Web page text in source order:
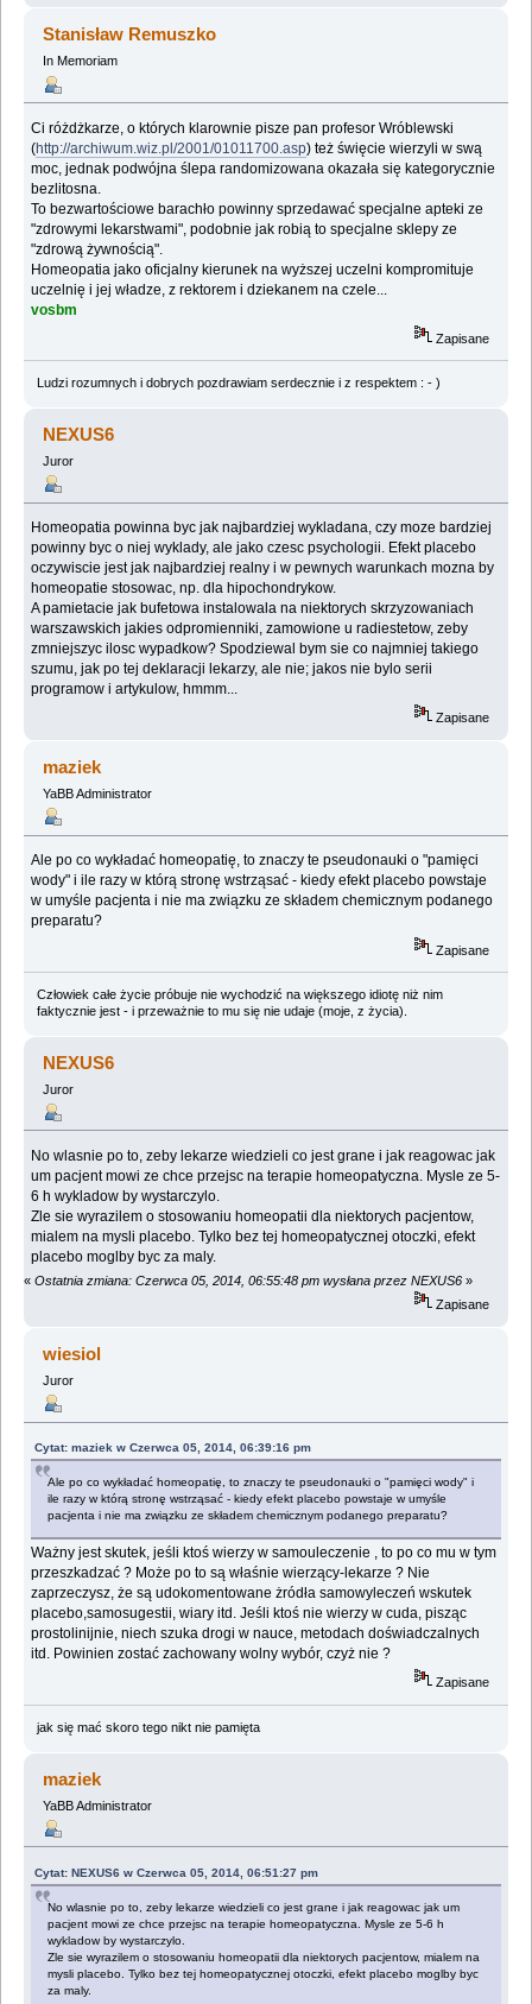
Stanisław Remuszko
In Memoriam
Ci różdżkarze, o których klarownie pisze pan profesor Wróblewski
(http://archiwum.wiz.pl/2001/01011700.asp) też święcie wierzyli w swą
moc, jednak podwójna ślepa randomizowana okazała się kategorycznie
bezlitosna.
To bezwartościowe barachło powinny sprzedawać specjalne apteki ze
"zdrowymi lekarstwami", podobnie jak robią to specjalne sklepy ze
"zdrową żywnością".
Homeopatia jako oficjalny kierunek na wyższej uczelni kompromituje
uczelnię i jej władze, z rektorem i dziekanem na czele...
vosbm
Zapisane
Ludzi rozumnych i dobrych pozdrawiam serdecznie i z respektem : - )
NEXUS6
Juror
Homeopatia powinna byc jak najbardziej wykladana, czy moze bardziej
powinny byc o niej wyklady, ale jako czesc psychologii. Efekt placebo
oczywiscie jest jak najbardziej realny i w pewnych warunkach mozna by
homeopatie stosowac, np. dla hipochondrykow.
A pamietacie jak bufetowa instalowala na niektorych skrzyzowaniach
warszawskich jakies odpromienniki, zamowione u radiestetow, zeby
zmniejszyc ilosc wypadkow? Spodziewal bym sie co najmniej takiego
szumu, jak po tej deklaracji lekarzy, ale nie; jakos nie bylo serii
programow i artykulow, hmmm...
Zapisane
maziek
YaBB Administrator
Ale po co wykładać homeopatię, to znaczy te pseudonauki o "pamięci
wody" i ile razy w którą stronę wstrząsać - kiedy efekt placebo powstaje
w umyśle pacjenta i nie ma związku ze składem chemicznym podanego
preparatu?
Zapisane
Człowiek całe życie próbuje nie wychodzić na większego idiotę niż nim
faktycznie jest - i przeważnie to mu się nie udaje (moje, z życia).
NEXUS6
Juror
No wlasnie po to, zeby lekarze wiedzieli co jest grane i jak reagowac jak
um pacjent mowi ze chce przejsc na terapie homeopatyczna. Mysle ze 5-
6 h wykladow by wystarczylo.
Zle sie wyrazilem o stosowaniu homeopatii dla niektorych pacjentow,
mialem na mysli placebo. Tylko bez tej homeopatycznej otoczki, efekt
placebo moglby byc za maly.
« Ostatnia zmiana: Czerwca 05, 2014, 06:55:48 pm wysłana przez NEXUS6 »
Zapisane
wiesiol
Juror
Cytat: maziek w Czerwca 05, 2014, 06:39:16 pm
Ale po co wykładać homeopatię, to znaczy te pseudonauki o "pamięci wody" i
ile razy w którą stronę wstrząsać - kiedy efekt placebo powstaje w umyśle
pacjenta i nie ma związku ze składem chemicznym podanego preparatu?
Ważny jest skutek, jeśli ktoś wierzy w samouleczenie , to po co mu w tym
przeszkadzać ? Może po to są właśnie wierzący-lekarze ? Nie
zaprzeczysz, że są udokomentowane żródła samowyleczeń wskutek
placebo,samosugestii, wiary itd. Jeśli ktoś nie wierzy w cuda, pisząc
prostolinijnie, niech szuka drogi w nauce, metodach doświadczalnych
itd. Powinien zostać zachowany wolny wybór, czyż nie ?
Zapisane
jak się mać skoro tego nikt nie pamięta
maziek
YaBB Administrator
Cytat: NEXUS6 w Czerwca 05, 2014, 06:51:27 pm
No wlasnie po to, zeby lekarze wiedzieli co jest grane i jak reagowac jak um
pacjent mowi ze chce przejsc na terapie homeopatyczna. Mysle ze 5-6 h
wykladow by wystarczylo.
Zle sie wyrazilem o stosowaniu homeopatii dla niektorych pacjentow, mialem na
mysli placebo. Tylko bez tej homeopatycznej otoczki, efekt placebo moglby byc
za maly.